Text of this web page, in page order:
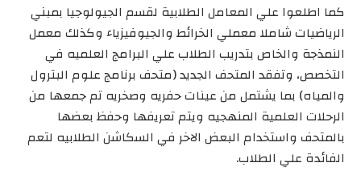
كما اطلعوا علي المعامل الطلابية لقسم الجيولوجيا بمبني
الرياضيات شاملا معملي الخرائط والجيوفيزياء وكذلك معمل
النمذجة والخاص بتدريب الطلاب علي البرامج العلميه في
التخصص، وتفقد المتحف الجديد (متحف برنامج علوم البترول
والمياه) بما يشتمل من عينات حفريه وصخريه تم جمعها من
الرحلات العلمية المنهجيه ويتم تعريفها وحفظ بعضها
بالمتحف واستخدام البعض الاخر في السكاشن الطلابيه لتعم
الفائدة علي الطلاب.